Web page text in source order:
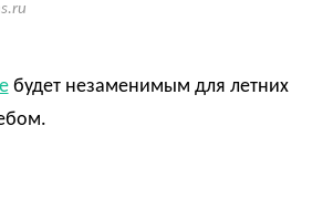
будет незаменимым для летних